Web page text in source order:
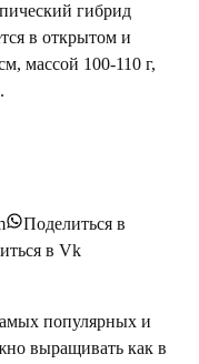
гибрид
в открытом и
массой 100-110 г,
Поделиться в
в Vk
популярных и
выращивать как в